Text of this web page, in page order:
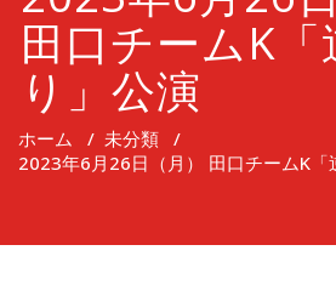
ン
切
田口チームK
り」公演
ホーム / 未分類 /
2023年6月26日（月） 田口チームK「